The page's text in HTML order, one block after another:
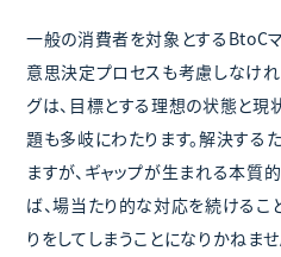
一般の消費者を対象とするBtoC
意思決定プロセスも考慮しなけ
グは、目標とする理想の状態と現
題も多岐にわたります。解決す
ますが、ギャップが生まれる本
ば、場当たり的な対応を続けるこ
りをしてしまうことになりかねませ